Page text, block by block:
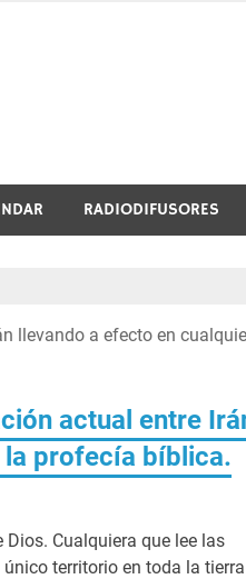
RADIODIFUSORES
llevando a efecto en
actual entre
profecía bíblica.
Cualquiera que lee las
territorio en toda la tierra